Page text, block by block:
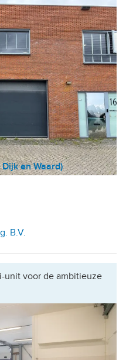
en Waard)
B.V.
unit voor de ambitieuze